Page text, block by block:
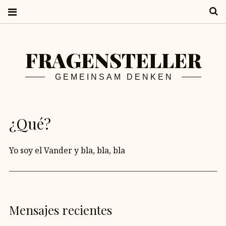
FRAGENSTELLER
GEMEINSAM DENKEN
¿Qué?
Yo soy el Vander y bla, bla, bla
Mensajes recientes